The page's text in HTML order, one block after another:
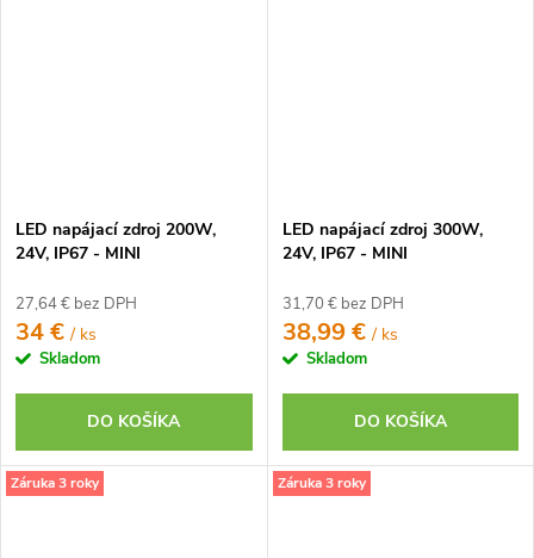
LED napájací zdroj 200W,
24V, IP67 - MINI
27,64 € bez DPH
34 €/ ks
Skladom
DO KOŠÍKA
LED napájací zdroj 300W,
24V, IP67 - MINI
31,70 € bez DPH
38,99 €/ ks
Skladom
DO KOŠÍKA
Záruka 3 roky Záruka 3 roky